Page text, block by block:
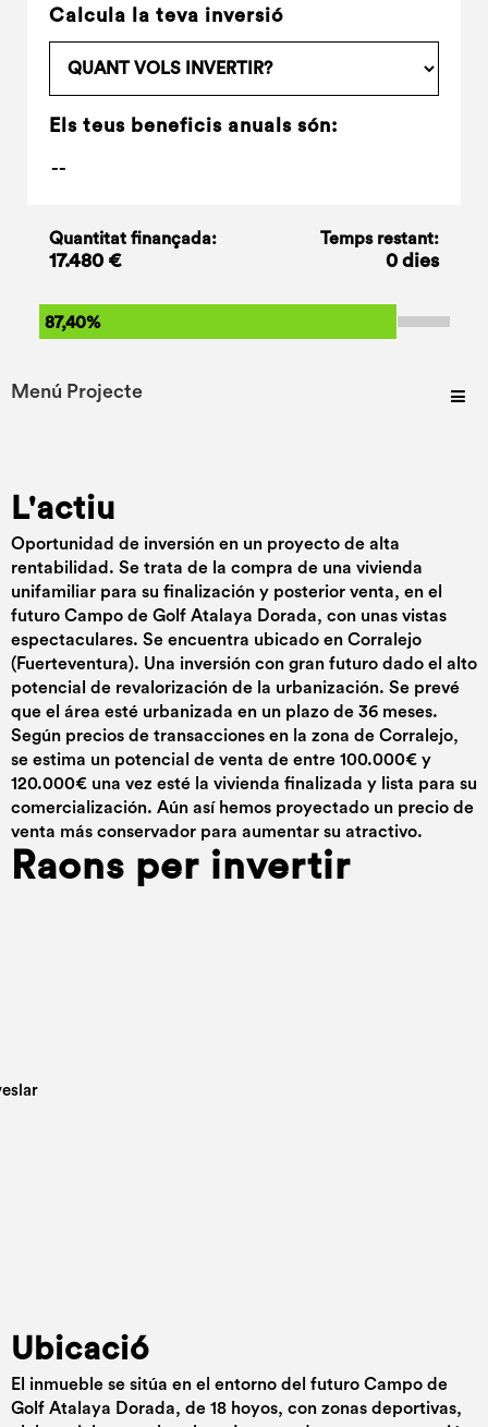
Calcula la teva inversió
Els teus beneficis anuals són:
Quantitat finançada:
17.480 €
Temps restant:
0 dies
87,40%
Menú Projecte
L'actiu
Oportunidad de inversión en un proyecto de alta
rentabilidad. Se trata de la compra de una vivienda
unifamiliar para su finalización y posterior venta, en el
futuro Campo de Golf Atalaya Dorada, con unas vistas
espectaculares. Se encuentra ubicado en Corralejo
(Fuerteventura). Una inversión con gran futuro dado el alto
potencial de revalorización de la urbanización. Se prevé
que el área esté urbanizada en un plazo de 36 meses.
Según precios de transacciones en la zona de Corralejo,
se estima un potencial de venta de entre 100.000€ y
120.000€ una vez esté la vivienda finalizada y lista para su
comercialización. Aún así hemos proyectado un precio de
venta más conservador para aumentar su atractivo.
Raons per invertir
Ubicació
El inmueble se sitúa en el entorno del futuro Campo de
Golf Atalaya Dorada, de 18 hoyos, con zonas deportivas,